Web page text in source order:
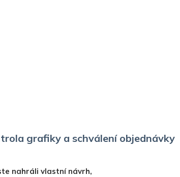
grafiky a schválení objednávky
nahráli vlastní návrh,